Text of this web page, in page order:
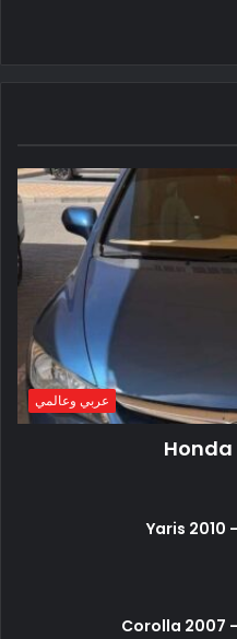
عربي وعالمي
Honda
Yaris 2010
Corolla 2007